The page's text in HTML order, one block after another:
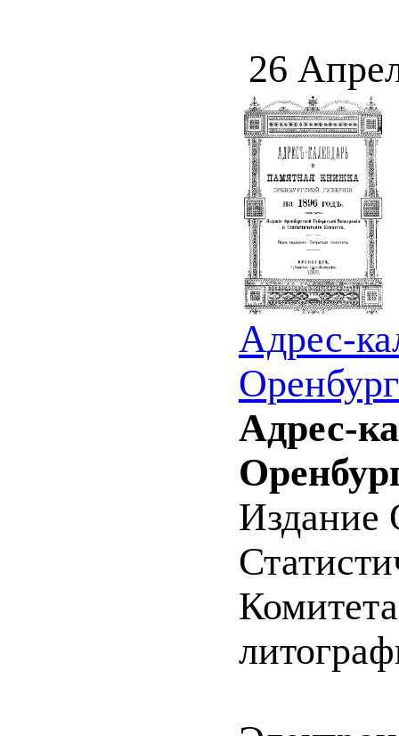
26
Адрес-
Адрес-
Издание